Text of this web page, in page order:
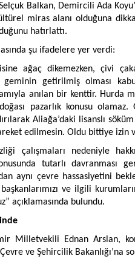
Balkan, Demircili Ada
miras alanı olduğuna
hatırlattı.
şu ifadelere yer verdi:
ağaç dikemezken, çivi
geminin getirilmiş olması
anılan bir kenttir. Hurda
pazarlık konusu
Aliağa’daki lisanslı
edilmesin. Oldu bittiye izin
çalışmaları nedeniyle
tutarlı davranması
aynı çevre hassasiyetini
ve ilgili
açıklamasında bulundu.
Milletvekili Ednan Arslan,
ve Şehircilik Bakanlığı’na